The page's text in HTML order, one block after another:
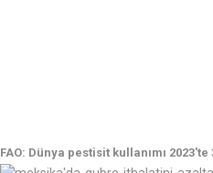
FAO: Dünya pestisit kullanımı